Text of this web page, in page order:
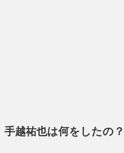
手越祐也は何をしたの？